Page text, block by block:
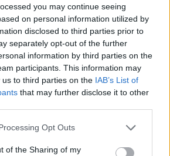
you may continue seeing
on personal information utilized by
disclosed to third parties prior to
separately opt-out of the further
information by third parties on the
participants. This information may
to third parties on the IAB’s List of
that may further disclose it to other
Opt Outs
of the Sharing of my
La Vega
Viaje de un Ícono Musical
Vega
492ºen octubre de 2012.
Vega?